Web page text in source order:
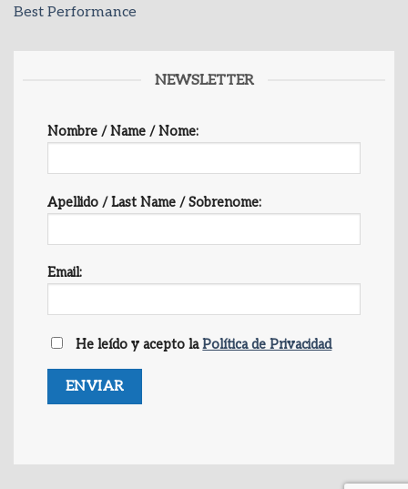
Best Performance
NEWSLETTER
Nombre / Name / Nome:
Apellido / Last Name / Sobrenome:
Email:
He leído y acepto laPolítica de Privacidad